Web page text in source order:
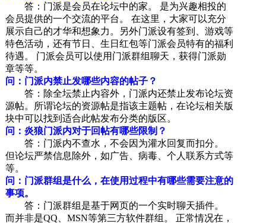
答：门派是会员在论坛中的家。 是为兴趣相投的
会员提供的一个交流的平台。 在这里，大家可以充分
展示自己的才华和想象力。另外门派设有签到、游戏等
特色活动，还有节日、生日红包等门派会员特有的福利
待遇。 门派会员可以使用门派群组聊天，获得门派勋
章等等。
问：门派内禁止发哪些内容的帖子？
答：除全坛禁止内容外，门派内还禁止发布论坛资
源帖。所谓论坛的资源帖是指该主题帖，在论坛相关版
块中可以找到适合此帖发布分类的版区。
问：炎狼门派内对于回帖有哪些限制？
答：门派内不查水，不会因为灌水回复而扣分。
但论坛严禁信息除外，如广告、病毒、个人联系方式等
等。
问：门派群组是什么，在使用过程中有哪些需要注意的
事项。
答：门派群组是基于网页的一个实时聊天插件。
而并非是QQ、MSN等第三方软件群组。 正常情况在，